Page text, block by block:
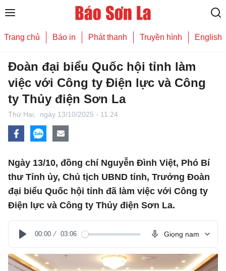
Trang chủ Báo in Phát thanh Truyền hình English
Đoàn đại biểu Quốc hội tỉnh làm
việc với Công ty Điện lực và Công
ty Thủy điện Sơn La
Thứ Hai, ngày 13/10/2025 - 11:24
Ngày 13/10, đồng chí Nguyễn Đình Việt, Phó Bí
thư Tỉnh ủy, Chủ tịch UBND tỉnh, Trưởng Đoàn
đại biểu Quốc hội tỉnh đã làm việc với Công ty
Điện lực và Công ty Thủy điện Sơn La.
Play
00:00 03:06 Giọng nam